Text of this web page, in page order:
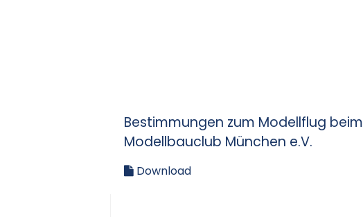
Bestimmungen zum Modellflug beim
Modellbauclub München e.V.
Download